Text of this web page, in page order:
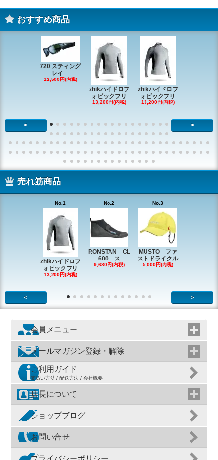
おすすめ商品
720 スティング
レイ
12,500円(内税)
zhikハイドロフ
ォビックフリ
13,200円(内税)
zhikハイドロフ
ォビックフリ
13,200円(内税)
< >
売れ筋商品
No.1
zhikハイドロフ
ォビックフリ
13,200円(内税)
No.2
RONSTAN CL
600 ス
9,680円(内税)
No.3
MUSTO ファ
ストドライクル
5,000円(内税)
< >
会員メニュー
メールマガジン登録・解除
ご利用ガイド
支払い方法 / 配送方法 / 会社概要
店長について
ショップブログ
お問い合せ
プライバシーポリシー